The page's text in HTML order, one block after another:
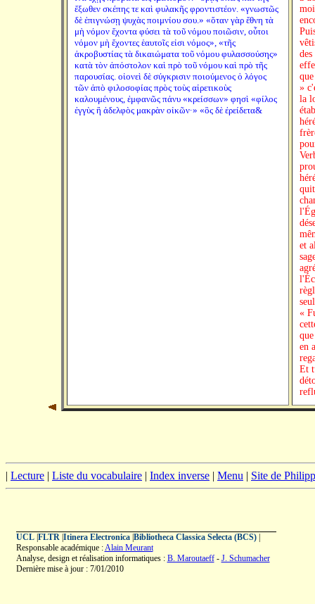
ἔξωθεν σκέπης τε καὶ φυλακῆς φροντιστέον. «γνωστῶς
δὲ ἐπιγνώσῃ ψυχὰς ποιμνίου σου.» «ὅταν γὰρ ἔθνη τὰ
μὴ νόμον ἔχοντα φύσει τὰ τοῦ νόμου ποιῶσιν, οὗτοι
νόμον μὴ ἔχοντες ἑαυτοῖς εἰσι νόμος», «τῆς
ἀκροβυστίας τὰ δικαιώματα τοῦ νόμου φυλασσούσης»
κατὰ τὸν ἀπόστολον καὶ πρὸ τοῦ νόμου καὶ πρὸ τῆς
παρουσίας. οἱονεὶ δὲ σύγκρισιν ποιούμενος ὁ λόγος
τῶν ἀπὸ φιλοσοφίας πρὸς τοὺς αἱρετικοὺς
καλουμένους, ἐμφανῶς πάνυ «κρείσσων» φησὶ «φίλος
ἐγγὺς ἢ ἀδελφὸς μακρὰν οἰκῶν·» «ὃς δὲ ἐρείδετα&
»
la
et
«
en
Et
| Lecture | Liste du vocabulaire | Index inverse | Menu | Site de
UCL| FLTR| Itinera Electronica| Bibliotheca Classica Selecta (BCS)|
Responsable académique :Alain Meurant
Analyse, design et réalisation informatiques : B. Maroutaeff- J. Schumacher
Dernière mise à jour : 7/01/2010